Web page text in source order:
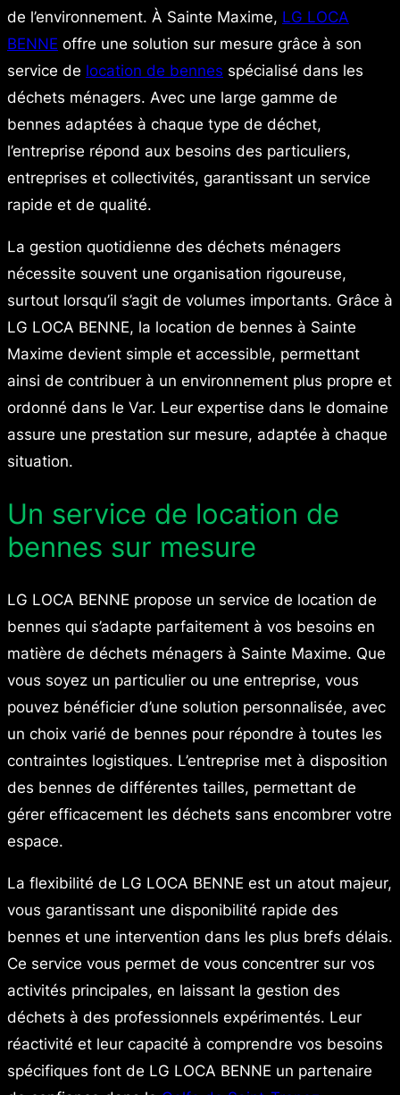
de l’environnement. À Sainte Maxime, LG LOCA
BENNE offre une solution sur mesure grâce à son
service de location de bennes spécialisé dans les
déchets ménagers. Avec une large gamme de
bennes adaptées à chaque type de déchet,
l’entreprise répond aux besoins des particuliers,
entreprises et collectivités, garantissant un service
rapide et de qualité.
La gestion quotidienne des déchets ménagers
nécessite souvent une organisation rigoureuse,
surtout lorsqu’il s’agit de volumes importants. Grâce à
LG LOCA BENNE, la location de bennes à Sainte
Maxime devient simple et accessible, permettant
ainsi de contribuer à un environnement plus propre et
ordonné dans le Var. Leur expertise dans le domaine
assure une prestation sur mesure, adaptée à chaque
situation.
Un service de location de
bennes sur mesure
LG LOCA BENNE propose un service de location de
bennes qui s’adapte parfaitement à vos besoins en
matière de déchets ménagers à Sainte Maxime. Que
vous soyez un particulier ou une entreprise, vous
pouvez bénéficier d’une solution personnalisée, avec
un choix varié de bennes pour répondre à toutes les
contraintes logistiques. L’entreprise met à disposition
des bennes de différentes tailles, permettant de
gérer efficacement les déchets sans encombrer votre
espace.
La flexibilité de LG LOCA BENNE est un atout majeur,
vous garantissant une disponibilité rapide des
bennes et une intervention dans les plus brefs délais.
Ce service vous permet de vous concentrer sur vos
activités principales, en laissant la gestion des
déchets à des professionnels expérimentés. Leur
réactivité et leur capacité à comprendre vos besoins
spécifiques font de LG LOCA BENNE un partenaire